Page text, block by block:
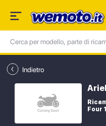
Indietro
Four